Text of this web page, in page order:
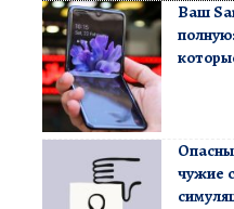
Ваш
чужие